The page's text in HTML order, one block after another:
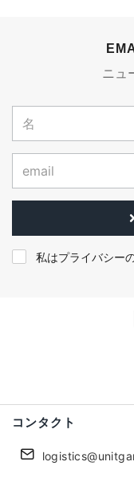
ニュ
私はプライバシー
コンタクト